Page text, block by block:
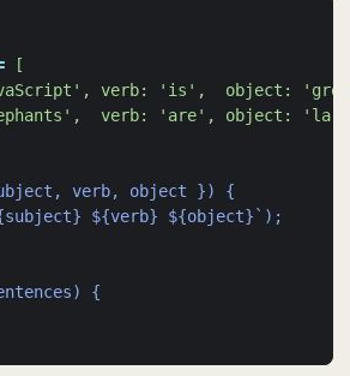
verb: 'are', object:
verb, object }) {
${verb} ${object}`);
{